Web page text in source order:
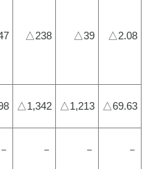
△238 △39 △2.08
△1,342 △1,213 △69.63
－ － － －